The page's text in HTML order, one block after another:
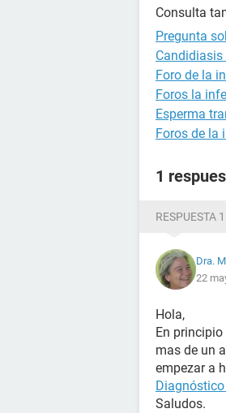
Consulta
Pregunta
Foro de la
Foros la
Esperma
Foros de la
1
RESPUESTA
Dra.
22
Hola,
En
mas de un
empezar a
Saludos.